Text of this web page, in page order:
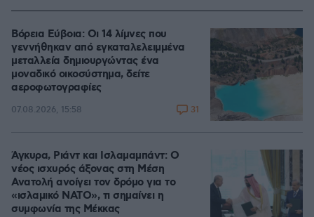
Βόρεια Εύβοια: Οι 14 λίμνες που
γεννήθηκαν από εγκαταλελειμμένα
μεταλλεία δημιουργώντας ένα
μοναδικό οικοσύστημα, δείτε
αεροφωτογραφίες
07.08.2026, 15:58 31
Άγκυρα, Ριάντ και Ισλαμαμπάντ: Ο
νέος ισχυρός άξονας στη Μέση
Ανατολή ανοίγει τον δρόμο για το
«ισλαμικό ΝΑΤΟ», τι σημαίνει η
συμφωνία της Μέκκας